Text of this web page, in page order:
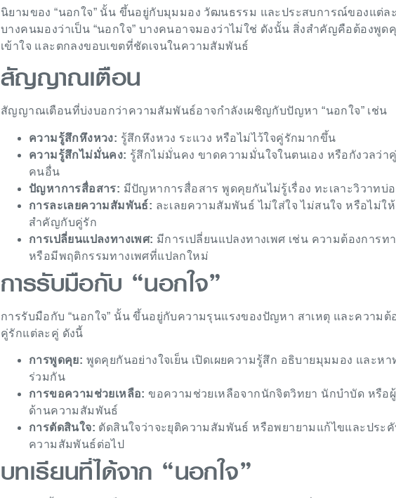
นิยามของ “นอกใจ” นั้น ขึ้นอยู่กับมุมมอง วัฒนธรรม และประสบการณ์ของแต่ล
บางคนมองว่าเป็น “นอกใจ” บางคนอาจมองว่าไม่ใช่ ดังนั้น สิ่งสำคัญคือต้องพูด
เข้าใจ และตกลงขอบเขตที่ชัดเจนในความสัมพันธ์
สัญญาณเตือน
สัญญาณเตือนที่บ่งบอกว่าความสัมพันธ์อาจกำลังเผชิญกับปัญหา “นอกใจ” เช่น
ความรู้สึกหึงหวง: รู้สึกหึงหวง ระแวง หรือไม่ไว้ใจคู่รักมากขึ้น
ความรู้สึกไม่มั่นคง: รู้สึกไม่มั่นคง ขาดความมั่นใจในตนเอง หรือกังวลว่า
คนอื่น
ปัญหาการสื่อสาร: มีปัญหาการสื่อสาร พูดคุยกันไม่รู้เรื่อง ทะเลาะวิวาทบ่
การละเลยความสัมพันธ์: ละเลยความสัมพันธ์ ไม่ใส่ใจ ไม่สนใจ หรือไม่ใ
สำคัญกับคู่รัก
การเปลี่ยนแปลงทางเพศ: มีการเปลี่ยนแปลงทางเพศ เช่น ความต้องการท
หรือมีพฤติกรรมทางเพศที่แปลกใหม่
การรับมือกับ “นอกใจ”
การรับมือกับ “นอกใจ” นั้น ขึ้นอยู่กับความรุนแรงของปัญหา สาเหตุ และความต้
คู่รักแต่ละคู่ ดังนี้
การพูดคุย: พูดคุยกันอย่างใจเย็น เปิดเผยความรู้สึก อธิบายมุมมอง และหา
ร่วมกัน
การขอความช่วยเหลือ: ขอความช่วยเหลือจากนักจิตวิทยา นักบำบัด หรือ
ด้านความสัมพันธ์
การตัดสินใจ: ตัดสินใจว่าจะยุติความสัมพันธ์ หรือพยายามแก้ไขและประ
ความสัมพันธ์ต่อไป
บทเรียนที่ได้จาก “นอกใจ”